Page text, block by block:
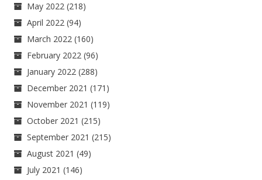
May 2022 (218)
April 2022 (94)
March 2022 (160)
February 2022 (96)
January 2022 (288)
December 2021 (171)
November 2021 (119)
October 2021 (215)
September 2021 (215)
August 2021 (49)
July 2021 (146)